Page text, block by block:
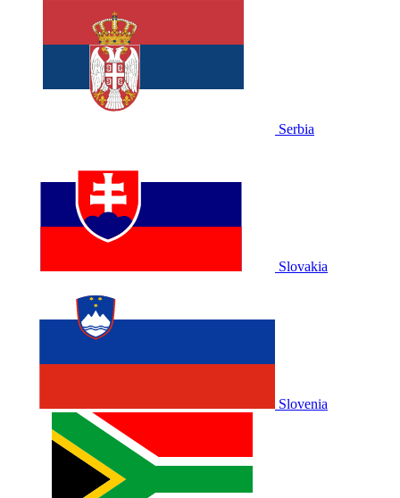
Serbia
Slovakia
Slovenia